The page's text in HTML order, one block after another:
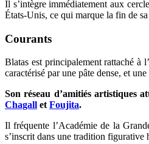
Il s’intègre immédiatement aux
États-Unis, ce qui marque la fin de
Courants
Blatas est principalement rattaché à
caractérisé par une pâte dense, et
Son réseau d’amitiés artistiques
Chagall et Foujita.
Il fréquente l’Académie de la
s’inscrit dans une tradition figurative